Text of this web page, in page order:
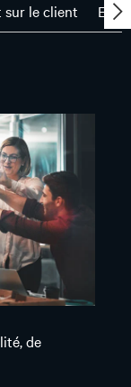
sur le client
de